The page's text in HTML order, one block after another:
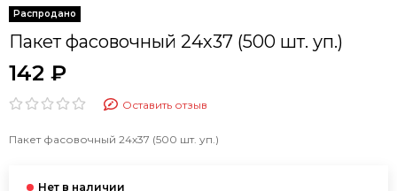
Пакет фасовочный 24х37 (500 шт. уп.)
142 ₽
Оставить отзыв
Пакет фасовочный 24х37 (500 шт. уп.)